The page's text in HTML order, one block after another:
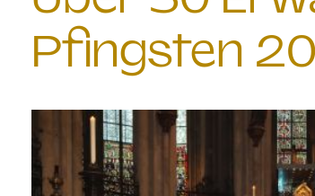
Pfingsten